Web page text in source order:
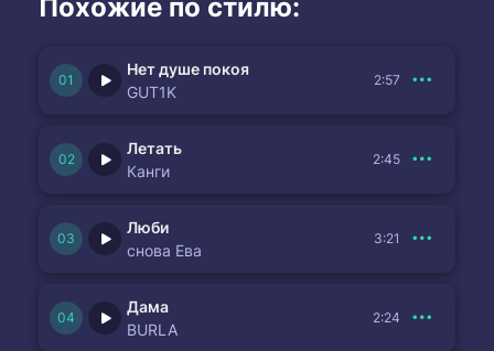
Похожие по стилю:
Нет душе покоя
GUT1K
2:57
Летать
Канги
2:45
Люби
снова Ева
3:21
Дама
BURLA
2:24